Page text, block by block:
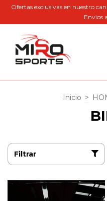
Ofertas exclusivas en nuestro
Envios
Inicio >
Filtrar